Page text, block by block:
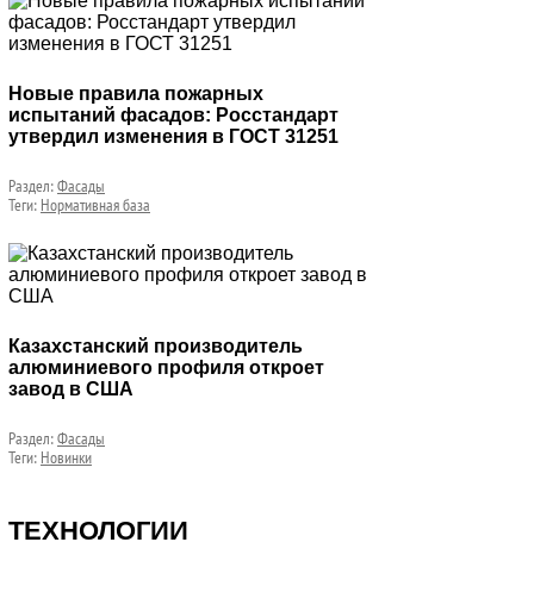
Новые правила пожарных
испытаний фасадов: Росстандарт
утвердил изменения в ГОСТ 31251
Раздел:Фасады
Теги: Нормативная база
Казахстанский производитель
алюминиевого профиля откроет
завод в США
Раздел:Фасады
Теги: Новинки
ТЕХНОЛОГИИ